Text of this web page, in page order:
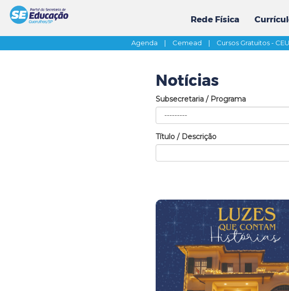
Rede Física
Agenda | Cemead | Cursos Gratuitos -
Notícias
Subsecretaria / Programa
Título / Descrição